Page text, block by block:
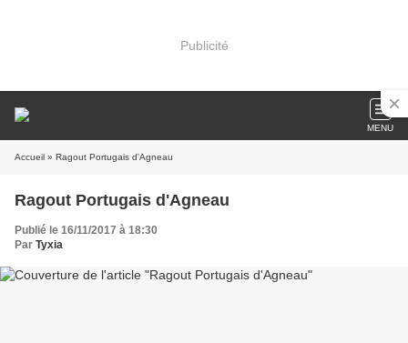
Publicité
MENU
Accueil » Ragout Portugais d'Agneau
Ragout Portugais d'Agneau
Publié le 16/11/2017 à 18:30
Par Tyxia